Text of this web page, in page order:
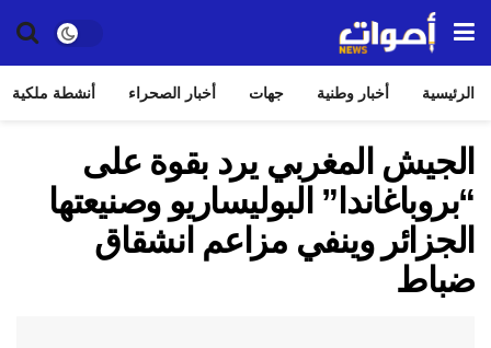
الرئيسية أخبار وطنية جهات أخبار الصحراء أنشطة ملكية
الجيش المغربي يرد بقوة على
“بروباغاندا” البوليساريو وصنيعتها
الجزائر وينفي مزاعم انشقاق
ضباط